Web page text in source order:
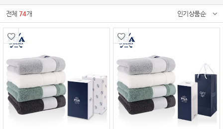
전체74개 인기상품순